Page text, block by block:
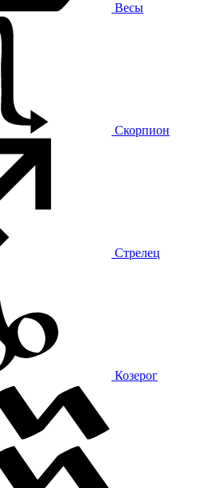
Весы
Скорпион
Стрелец
Козерог